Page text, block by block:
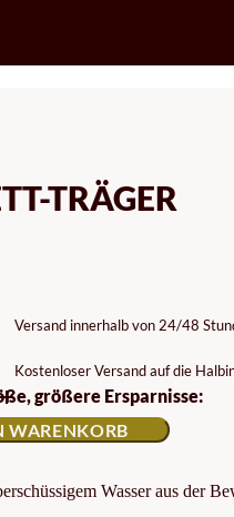
TRÄGER
Versand innerhalb von 24/48
Kostenloser Versand auf die
größere Ersparnisse:
WARENKORB
Wasser aus der